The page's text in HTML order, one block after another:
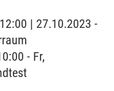
| 27.10.2023 -
- Fr,